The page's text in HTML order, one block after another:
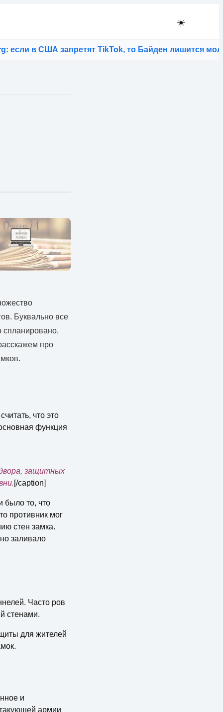
☀️
TikTok, то Байден лишится молодых избирателей
Буквально все
спланировано,
про
что это
функция
защитных
[/caption]
было то, что
противник мог
стен замка.
заливало
Часто ров
стенами.
для жителей
и
армии